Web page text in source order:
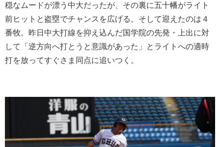
穏なムードが漂う中大だったが、その裏に五十幡がライト
前ヒットと盗塁でチャンスを広げる。そして迎えたのは４
番牧。昨日中大打線を抑え込んだ国学院の先発・上出に対
して「逆方向へ打とうと意識があった」とライトへの適時
打を放ってすぐさま同点に追いつく。